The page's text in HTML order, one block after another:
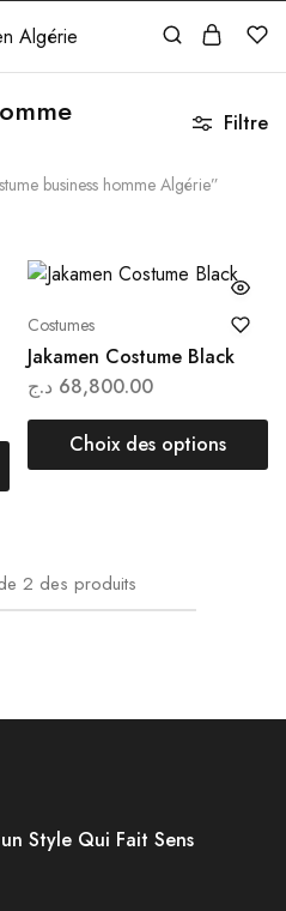
business homme Algérie”
Filtre
Costumes
Jakamen Costume Black
68,800.00 د.ج
Choix des options
2 des produits
Style Qui Fait Sens